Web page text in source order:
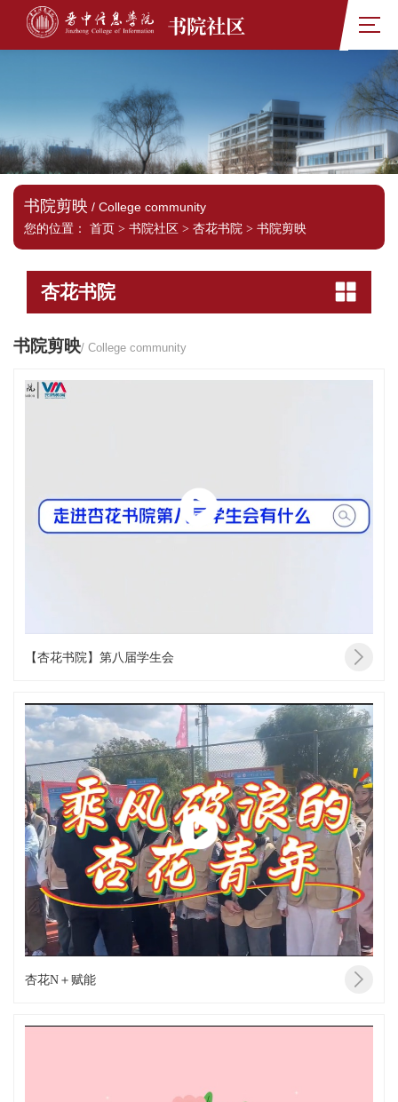
书院社区
书院剪映 / College community
您的位置：
首页 > 书院社区 > 杏花书院 > 书院剪映
杏花书院
书院剪映/ College community
【杏花书院】第八届学生会
杏花N＋赋能